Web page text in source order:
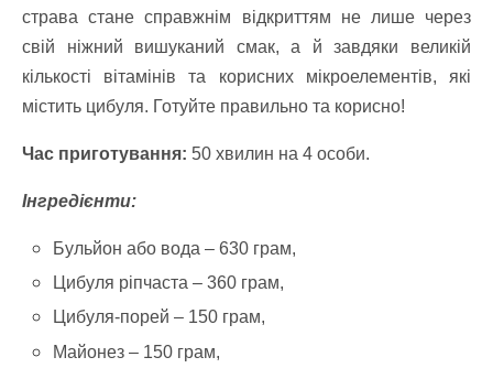
страва стане справжнім відкриттям не лише через
свій ніжний вишуканий смак, а й завдяки великій
кількості вітамінів та корисних мікроелементів, які
містить цибуля. Готуйте правильно та корисно!
Час приготування: 50 хвилин на 4 особи.
Інгредієнти:
Бульйон або вода – 630 грам,
Цибуля ріпчаста – 360 грам,
Цибуля-порей – 150 грам,
Майонез – 150 грам,